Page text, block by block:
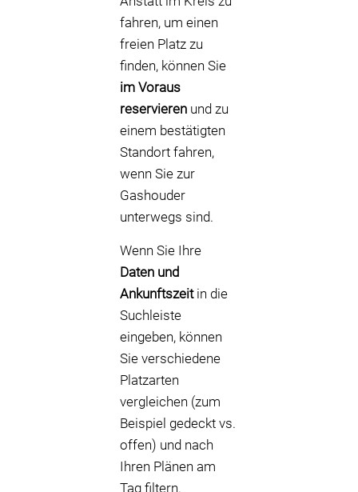
fahren, um einen
freien Platz zu
finden, können Sie
im Voraus
reservieren und zu
einem bestätigten
Standort fahren,
wenn Sie zur
Gashouder
unterwegs sind.
Wenn Sie Ihre
Daten und
Ankunftszeitin die
Suchleiste
eingeben, können
Sie verschiedene
Platzarten
vergleichen (zum
Beispiel gedeckt vs.
offen) und nach
Ihren Plänen am
Tag filtern.